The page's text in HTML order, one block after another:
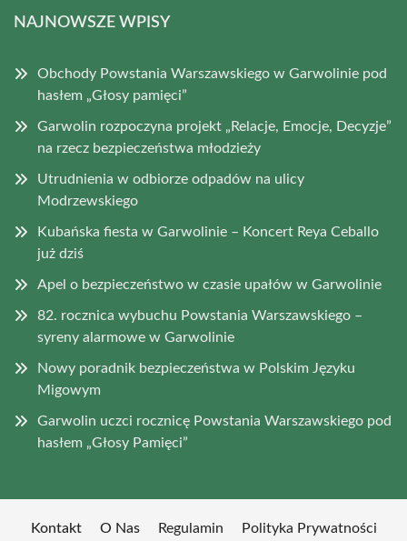
NAJNOWSZE WPISY
Obchody Powstania Warszawskiego w Garwolinie pod
hasłem „Głosy pamięci”
Garwolin rozpoczyna projekt „Relacje, Emocje, Decyzje”
na rzecz bezpieczeństwa młodzieży
Utrudnienia w odbiorze odpadów na ulicy
Modrzewskiego
Kubańska fiesta w Garwolinie – Koncert Reya Ceballo
już dziś
Apel o bezpieczeństwo w czasie upałów w Garwolinie
82. rocznica wybuchu Powstania Warszawskiego –
syreny alarmowe w Garwolinie
Nowy poradnik bezpieczeństwa w Polskim Języku
Migowym
Garwolin uczci rocznicę Powstania Warszawskiego pod
hasłem „Głosy Pamięci”
Kontakt O Nas Regulamin Polityka Prywatności